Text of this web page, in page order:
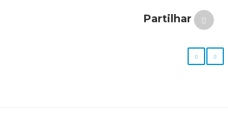
Partilhar